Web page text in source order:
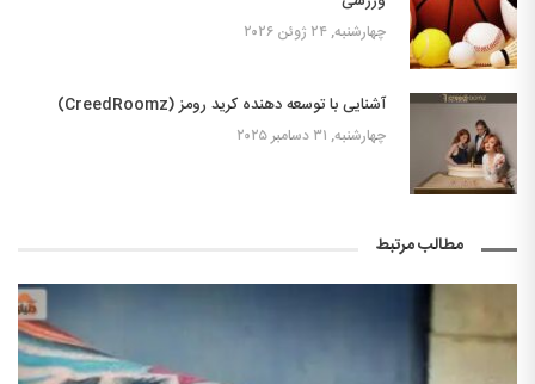
چهارشنبه, ۲۴ ژوئن ۲۰۲۶
آشنایی با توسعه دهنده کرید رومز (CreedRoomz)
چهارشنبه, ۳۱ دسامبر ۲۰۲۵
مطالب مرتبط